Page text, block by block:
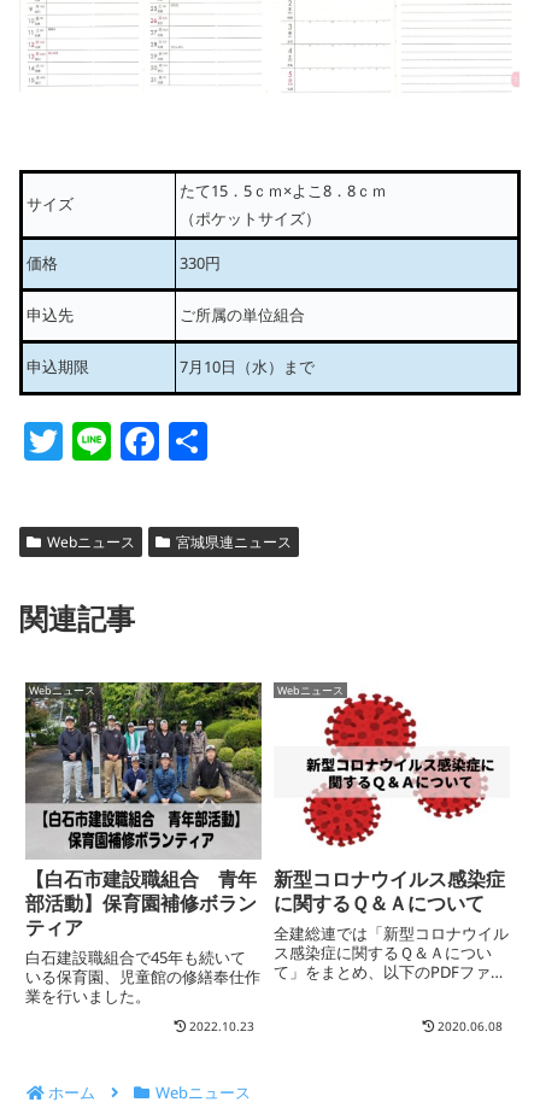
サイズ
たて15．5ｃｍ×よこ8．8ｃｍ
（ポケットサイズ）
価格 330円
申込先 ご所属の単位組合
申込期限 7月10日（水）まで
T
itt
er
Li
e
F
c
e
o
k
Webニュース 宮城県連ニュース
関連記事
Webニュース
【白石市建設職組合 青年
部活動】保育園補修ボラン
ティア
白石建設職組合で45年も続いて
いる保育園、児童館の修繕奉仕作
業を行いました。
2022.10.23
Webニュース
新型コロナウイルス感染症
に関するＱ＆Ａについて
全建総連では「新型コロナウイル
ス感染症に関するＱ＆Ａについ
て」をまとめ、以下のPDFファイ
2020.06.08
ホーム Webニュース